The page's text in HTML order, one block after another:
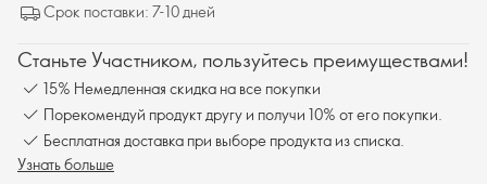
Срок поставки: 7-10 дней
Станьте Участником, пользуйтесь преимуществами!
15% Немедленная скидка на все покупки
Порекомендуй продукт другу и получи 10% от его покупки.
Бесплатная доставка при выборе продукта из списка.
Узнать больше